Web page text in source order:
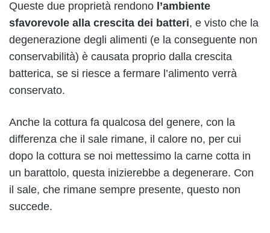
Queste due proprietà rendono l’ambiente
sfavorevole alla crescita dei batteri, e visto che la
degenerazione degli alimenti (e la conseguente non
conservabilità) è causata proprio dalla crescita
batterica, se si riesce a fermare l’alimento verrà
conservato.
Anche la cottura fa qualcosa del genere, con la
differenza che il sale rimane, il calore no, per cui
dopo la cottura se noi mettessimo la carne cotta in
un barattolo, questa inizierebbe a degenerare. Con
il sale, che rimane sempre presente, questo non
succede.